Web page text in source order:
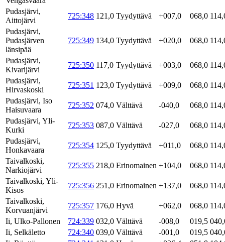
Pudasjärvi,
Aittojärvi
725:348 121,0 Tyydyttävä +007,0 068,0
Pudasjärvi,
Pudasjärven
länsipää
725:349 134,0 Tyydyttävä +020,0 068,0
Pudasjärvi,
Kivarijärvi
725:350 117,0 Tyydyttävä +003,0 068,0
Pudasjärvi,
Hirvaskoski
725:351 123,0 Tyydyttävä +009,0 068,0
Pudasjärvi, Iso
Haisuvaara
725:352 074,0 Välttävä -040,0 068,0
Pudasjärvi, Yli-
Kurki
725:353 087,0 Välttävä -027,0 068,0
Pudasjärvi,
Honkavaara
725:354 125,0 Tyydyttävä +011,0 068,0
Taivalkoski,
Narkiojärvi
725:355 218,0 Erinomainen +104,0 068,0
Taivalkoski, Yli-
Kisos
725:356 251,0 Erinomainen +137,0 068,0
Taivalkoski,
Korvuanjärvi
725:357 176,0 Hyvä +062,0 068,0
Ii, Ulko-Pallonen
724:339 032,0 Välttävä -008,0 019,5
Ii, Selkäletto
724:340 039,0 Välttävä -001,0 019,5